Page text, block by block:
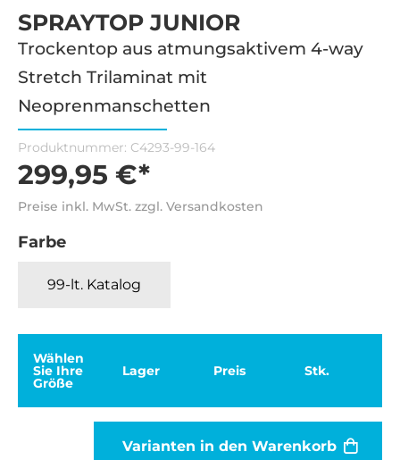
SPRAYTOP JUNIOR
Trockentop aus atmungsaktivem 4-way
Stretch Trilaminat mit
Neoprenmanschetten
Produktnummer: C4293-99-164
299,95 €*
Preise inkl. MwSt. zzgl. Versandkosten
Farbe
99-lt. Katalog
Wählen
Sie Ihre
Größe
Lager Preis Stk.
Varianten in den Warenkorb